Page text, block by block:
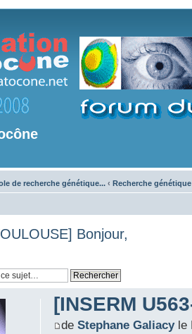
de recherche génétique... ‹ Recherche génétique
Bonjour,
[INSERM
de Stephane Galiacyle